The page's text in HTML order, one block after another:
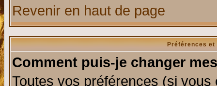
Revenir en haut de page
Préférences
Comment puis-je changer
Toutes vos préférences (si